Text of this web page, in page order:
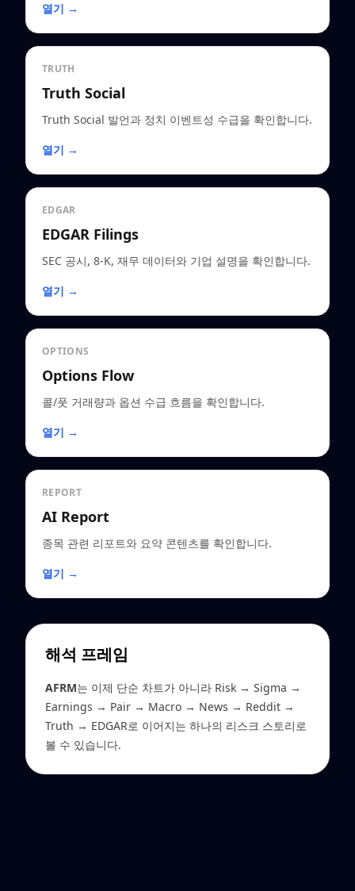
열기 →
TRUTH
Truth Social
Truth Social 발언과 정치 이벤트성 수급을 확인합니다.
열기 →
EDGAR
EDGAR Filings
SEC 공시, 8-K, 재무 데이터와 기업 설명을 확인합니다.
열기 →
OPTIONS
Options Flow
콜/풋 거래량과 옵션 수급 흐름을 확인합니다.
열기 →
REPORT
AI Report
종목 관련 리포트와 요약 콘텐츠를 확인합니다.
열기 →
해석 프레임
AFRM는 이제 단순 차트가 아니라 Risk → Sigma →
Earnings → Pair → Macro → News → Reddit →
Truth → EDGAR로 이어지는 하나의 리스크 스토리로
볼 수 있습니다.